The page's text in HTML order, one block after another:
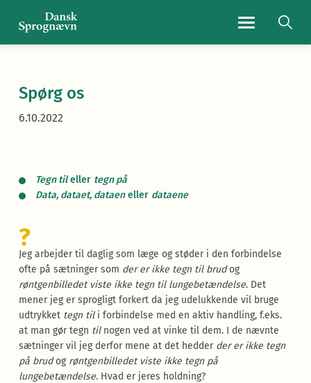
Spørg os
6.10.2022
Tegn tileller tegn på
Data, dataet, dataeneller dataene
?
Jeg arbejder til daglig som læge og støder i den forbindelse
ofte på sætninger som der er ikke tegn til brudog
røntgenbilledet viste ikke tegn til lungebetændelse. Det
mener jeg er sprogligt forkert da jeg udelukkende vil bruge
udtrykket tegn tili forbindelse med en aktiv handling, f.eks.
at man gør tegn tilnogen ved at vinke til dem. I de nævnte
sætninger vil jeg derfor mene at det hedder der er ikke tegn
på brudog røntgenbilledet viste ikke tegn på
lungebetændelse. Hvad er jeres holdning?